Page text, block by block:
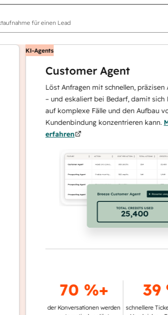
für einen Lead
KI-Agents
Customer Agent
Löst Anfragen mit schnellen, präzisen
– und eskaliert bei Bedarf, damit sich Ihr Team
auf komplexe Fälle und den Aufbau von
Kundenbindung konzentrieren kann.Mehr
erfahren
70 %+
der Konversationen werden
39 %
schnellere Ticketlösung